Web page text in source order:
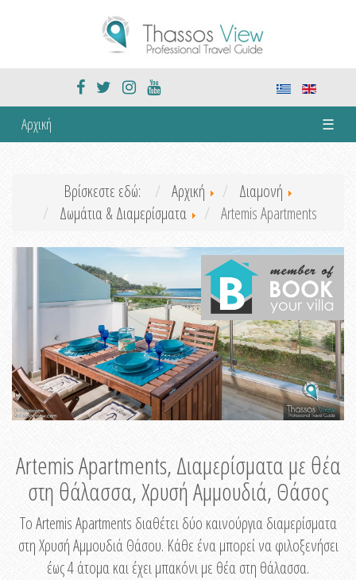
Αρχική ☰
Βρίσκεστε εδώ: Αρχική
Διαμονή
Δωμάτια & Διαμερίσματα
Artemis Apartments
Artemis Apartments, Διαμερίσματα με θέα
στη θάλασσα, Χρυσή Αμμουδιά, Θάσος
Το Artemis Apartments διαθέτει δύο καινούργια διαμερίσματα
στη Χρυσή Αμμουδιά Θάσου. Κάθε ένα μπορεί να φιλοξενήσει
έως 4 άτομα και έχει μπακόνι με θέα στη θάλασσα.